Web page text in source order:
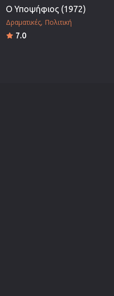
Ο Υποψήφιος (1972)
Δραματικές Πολιτική
7.0